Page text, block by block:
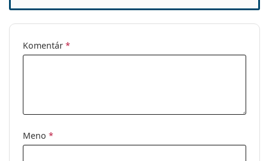
Komentár *
Meno *